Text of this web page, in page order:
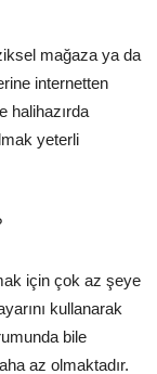
mağaza ya da
internetten
halihazırda
yeterli
için çok az şeye
kullanarak
bile
az olmaktadır.